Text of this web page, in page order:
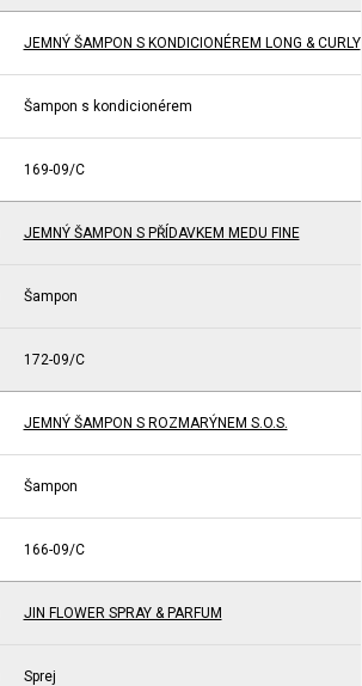
JEMNÝ ŠAMPON S KONDICIONÉREM LONG & CURLY
Šampon s kondicionérem
169-09/C
JEMNÝ ŠAMPON S PŘÍDAVKEM MEDU FINE
Šampon
172-09/C
JEMNÝ ŠAMPON S ROZMARÝNEM S.O.S.
Šampon
166-09/C
JIN FLOWER SPRAY & PARFUM
Sprej